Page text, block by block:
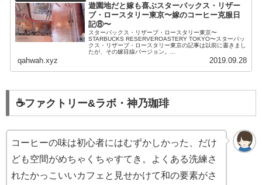
遊園地だと嫁も喜ぶスターバックス・リザー
ブ・ロースタリー東京〜嫁のコーヒー克服日
記⑧〜
スターバックス・リザーブ・ロースタリー東京〜
STARBUCKS RESERVEROASTERY TOKYO〜スターバッ
クス・リザーブ・ロースタリー東京の記事は以前に書きまし
たが、その嫁目線バージョン。...
qahwah.xyz 2019.09.28
☕️ファクトリー&ラボ・神乃珈琲
コーヒーの味は初心者にはむずかしかった、だけ
ども空間がめちゃくちゃすてき。よくある洗練さ
れたかっこいいカフェと見せかけて和の要素がさ